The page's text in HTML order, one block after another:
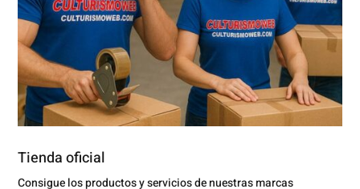
Tienda oficial
Consigue los productos y servicios de nuestras marcas